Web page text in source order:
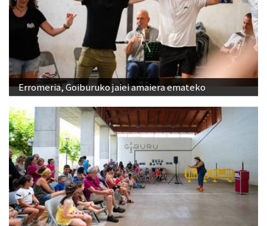
Erromeria, Goiburuko jaiei amaiera emateko